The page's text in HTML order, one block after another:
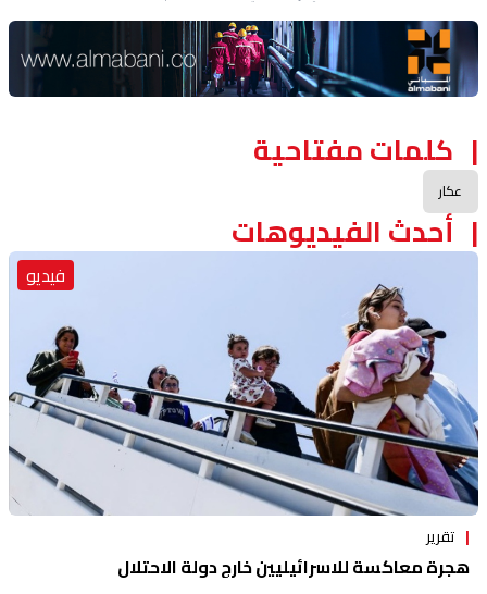
Advertisement Section
كلمات مفتاحية
عكار
أحدث الفيديوهات
فيديو
تقرير
هجرة معاكسة للاسرائيليين خارج دولة الاحتلال